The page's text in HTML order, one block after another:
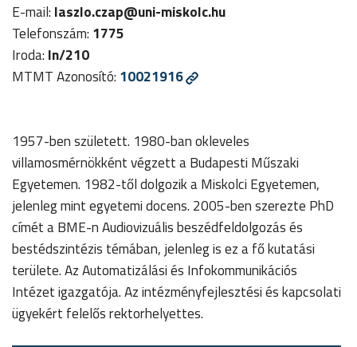
E-mail: laszlo.czap@uni-miskolc.hu
Telefonszám: 1775
Iroda: In/210
MTMT Azonosító: 10021916
1957-ben született. 1980-ban okleveles
villamosmérnökként végzett a Budapesti Műszaki
Egyetemen. 1982-től dolgozik a Miskolci Egyetemen,
jelenleg mint egyetemi docens. 2005-ben szerezte PhD
címét a BME-n Audiovizuális beszédfeldolgozás és
bestédszintézis témában, jelenleg is ez a fő kutatási
területe. Az Automatizálási és Infokommunikációs
Intézet igazgatója. Az intézményfejlesztési és kapcsolati
ügyekért felelős rektorhelyettes.